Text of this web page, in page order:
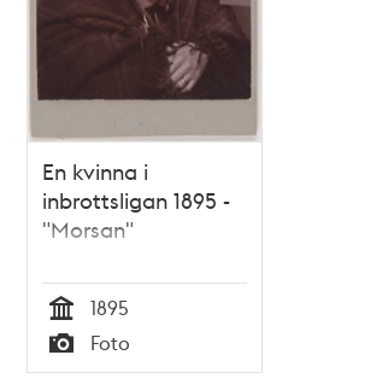
En kvinna i
inbrottsligan 1895 -
"Morsan"
Tid
1895
Typ
Foto